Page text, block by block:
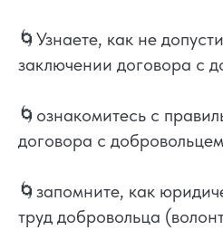
🌀Узнаете, как не
заключении договора с
🌀ознакомитесь с
договора с
🌀запомните, как
труд добровольца